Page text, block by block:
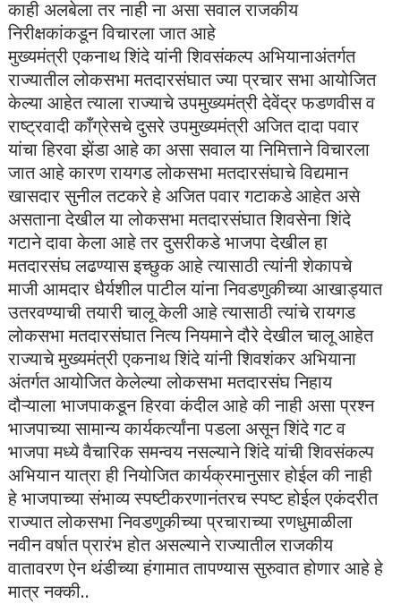
काही अलबेला तर नाही ना असा सवाल राजकीय
निरीक्षकांकडून विचारला जात आहे
मुख्यमंत्री एकनाथ शिंदे यांनी शिवसंकल्प अभियानाअंतर्गत
राज्यातील लोकसभा मतदारसंघात ज्या प्रचार सभा आयोजित
केल्या आहेत त्याला राज्याचे उपमुख्यमंत्री देवेंद्र फडणवीस व
राष्ट्रवादी काँग्रेसचे दुसरे उपमुख्यमंत्री अजित दादा पवार
यांचा हिरवा झेंडा आहे का असा सवाल या निमित्ताने विचारला
जात आहे कारण रायगड लोकसभा मतदारसंघाचे विद्यमान
खासदार सुनील तटकरे हे अजित पवार गटाकडे आहेत असे
असताना देखील या लोकसभा मतदारसंघात शिवसेना शिंदे
गटाने दावा केला आहे तर दुसरीकडे भाजपा देखील हा
मतदारसंघ लढण्यास इच्छुक आहे त्यासाठी त्यांनी शेकापचे
माजी आमदार धैर्यशील पाटील यांना निवडणुकीच्या आखाड्यात
उतरवण्याची तयारी चालू केली आहे त्यासाठी त्यांचे रायगड
लोकसभा मतदारसंघात नित्य नियमाने दौरे देखील चालू आहेत
राज्याचे मुख्यमंत्री एकनाथ शिंदे यांनी शिवशंकर अभियाना
अंतर्गत आयोजित केलेल्या लोकसभा मतदारसंघ निहाय
दौऱ्याला भाजपाकडून हिरवा कंदील आहे की नाही असा प्रश्न
भाजपाच्या सामान्य कार्यकर्त्यांना पडला असून शिंदे गट व
भाजपा मध्ये वैचारिक समन्वय नसल्याने शिंदे यांची शिवसंकल्प
अभियान यात्रा ही नियोजित कार्यक्रमानुसार होईल की नाही
हे भाजपाच्या संभाव्य स्पष्टीकरणानंतरच स्पष्ट होईल एकंदरीत
राज्यात लोकसभा निवडणुकीच्या प्रचाराच्या रणधुमाळीला
नवीन वर्षात प्रारंभ होत असल्याने राज्यातील राजकीय
वातावरण ऐन थंडीच्या हंगामात तापण्यास सुरुवात होणार आहे हे
मात्र नक्की..